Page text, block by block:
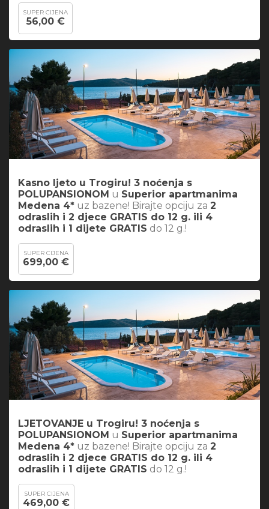
SUPER CIJENA
56,00 €
Kasno ljeto u Trogiru! 3 noćenja s
POLUPANSIONOM u Superior apartmanima
Medena 4* uz bazene! Birajte opciju za 2
odraslih i 2 djece GRATIS do 12 g. ili 4
odraslih i 1 dijete GRATIS do 12 g.!
SUPER CIJENA
699,00 €
LJETOVANJE u Trogiru! 3 noćenja s
POLUPANSIONOM u Superior apartmanima
Medena 4* uz bazene! Birajte opciju za 2
odraslih i 2 djece GRATIS do 12 g. ili 4
odraslih i 1 dijete GRATIS do 12 g.!
SUPER CIJENA
469,00 €